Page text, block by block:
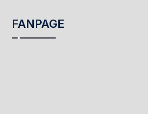
FANPAGE